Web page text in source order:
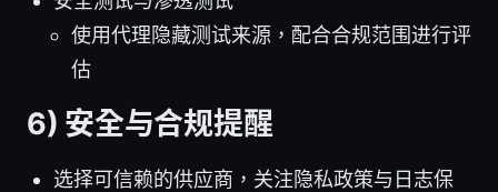
使用代理隐藏测试来源，配合合规范围进行评
估
6) 安全与合规提醒
选择可信赖的供应商，关注隐私政策与日志保